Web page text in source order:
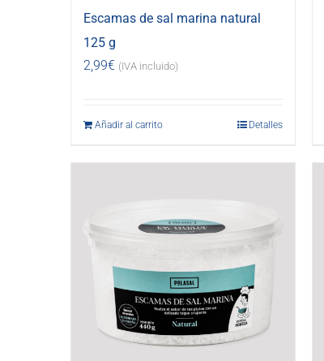
Escamas de sal marina natural
125 g
2,99€ (IVA incluido)
Añadir al carrito Detalles